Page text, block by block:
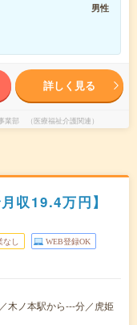
男性
詳しく見る
部 （医療福祉介護関連）
収19.4万円】
なし WEB登録OK
木ノ本駅から---分／虎姫